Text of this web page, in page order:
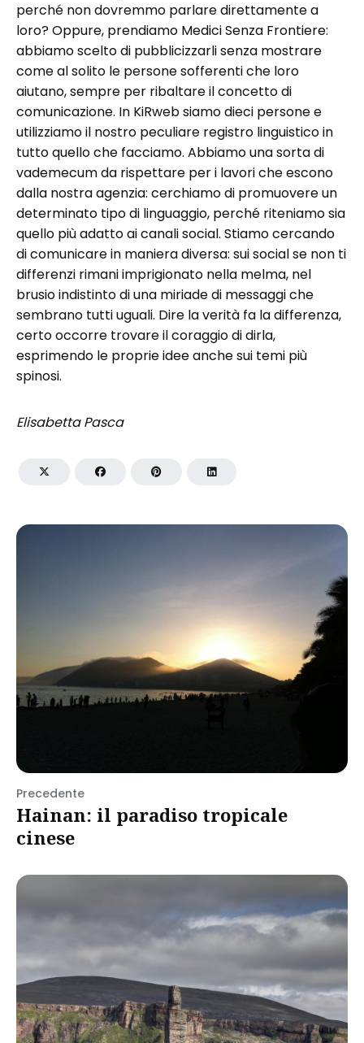
perché non dovremmo parlare direttamente a
loro? Oppure, prendiamo Medici Senza Frontiere:
abbiamo scelto di pubblicizzarli senza mostrare
come al solito le persone sofferenti che loro
aiutano, sempre per ribaltare il concetto di
comunicazione. In KiRweb siamo dieci persone e
utilizziamo il nostro peculiare registro linguistico in
tutto quello che facciamo. Abbiamo una sorta di
vademecum da rispettare per i lavori che escono
dalla nostra agenzia: cerchiamo di promuovere un
determinato tipo di linguaggio, perché riteniamo sia
quello più adatto ai canali social. Stiamo cercando
di comunicare in maniera diversa: sui social se non ti
differenzi rimani imprigionato nella melma, nel
brusio indistinto di una miriade di messaggi che
sembrano tutti uguali. Dire la verità fa la differenza,
certo occorre trovare il coraggio di dirla,
esprimendo le proprie idee anche sui temi più
spinosi.
Elisabetta Pasca
Precedente
Hainan: il paradiso tropicale
cinese